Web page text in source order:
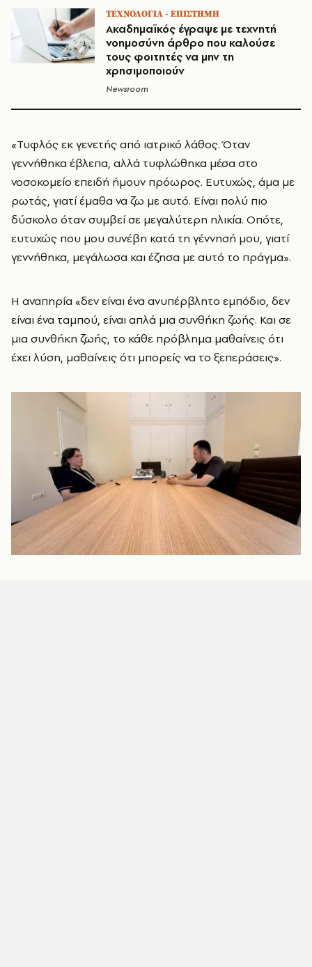
ΤΕΧΝΟΛΟΓΙΑ - ΕΠΙΣΤΗΜΗ
Ακαδημαϊκός έγραψε με τεχνητή
νοημοσύνη άρθρο που καλούσε
τους φοιτητές να μην τη
χρησιμοποιούν
Newsroom
«Τυφλός εκ γενετής από ιατρικό λάθος. Όταν
γεννήθηκα έβλεπα, αλλά τυφλώθηκα μέσα στο
νοσοκομείο επειδή ήμουν πρόωρος. Ευτυχώς, άμα με
ρωτάς, γιατί έμαθα να ζω με αυτό. Είναι πολύ πιο
δύσκολο όταν συμβεί σε μεγαλύτερη ηλικία. Οπότε,
ευτυχώς που μου συνέβη κατά τη γέννησή μου, γιατί
γεννήθηκα, μεγάλωσα και έζησα με αυτό το πράγμα».
Η αναπηρία «δεν είναι ένα ανυπέρβλητο εμπόδιο, δεν
είναι ένα ταμπού, είναι απλά μια συνθήκη ζωής. Και σε
μια συνθήκη ζωής, το κάθε πρόβλημα μαθαίνεις ότι
έχει λύση, μαθαίνεις ότι μπορείς να το ξεπεράσεις».